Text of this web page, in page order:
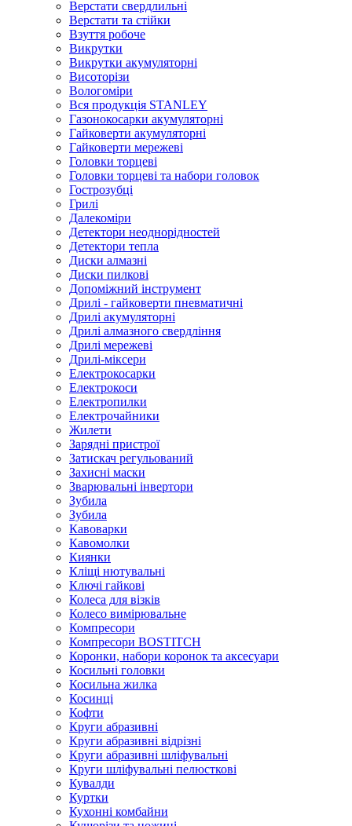
Верстати свердлильні
Верстати та стійки
Взуття робоче
Викрутки
Викрутки акумуляторні
Висоторізи
Вологоміри
Вся продукція STANLEY
Газонокосарки акумуляторні
Гайковерти акумуляторні
Гайковерти мережеві
Головки торцеві
Головки торцеві та набори головок
Гострозубці
Грилі
Далекоміри
Детектори неоднорідностей
Детектори тепла
Диски алмазні
Диски пилкові
Допоміжний інструмент
Дрилі - гайковерти пневматичні
Дрилі акумуляторні
Дрилі алмазного свердління
Дрилі мережеві
Дрилі-міксери
Електрокосарки
Електрокоси
Електропилки
Електрочайники
Жилети
Зарядні пристрої
Затискач регульований
Захисні маски
Зварювальні інвертори
Зубила
Зубила
Кавоварки
Кавомолки
Киянки
Кліщі нютувальні
Ключі гайкові
Колеса для візків
Колесо вимірювальне
Компресори
Компресори BOSTITCH
Коронки, набори коронок та аксесуари
Косильні головки
Косильна жилка
Косинці
Кофти
Круги абразивні
Круги абразивні відрізні
Круги абразивні шліфувальні
Круги шліфувальні пелюсткові
Кувалди
Куртки
Кухонні комбайни